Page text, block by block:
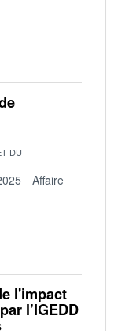
DU
Affaire
l'impact
l’IGEDD